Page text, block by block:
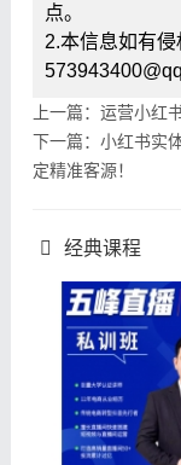
点。
2.本信息如有
上一篇：运营小红
下一篇：小红书实
定精准客源！
经典课程